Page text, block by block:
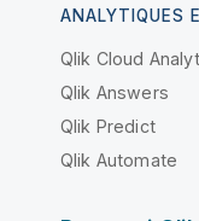
ANALYTIQUES
Qlik Cloud
Qlik Answers
Qlik Predict
Qlik Automate